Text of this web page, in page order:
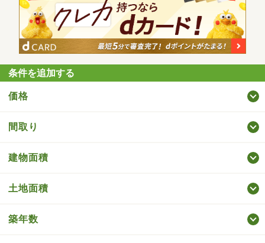
条件を追加する
価格
間取り
建物面積
土地面積
築年数